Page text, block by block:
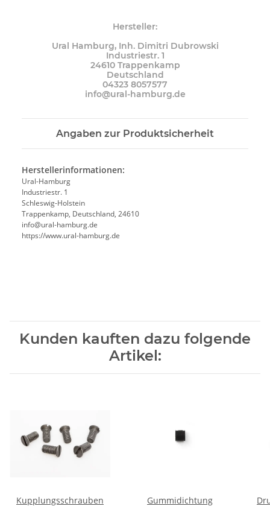
Hersteller:
Ural Hamburg, Inh. Dimitri Dubrowski
Industriestr. 1
24610 Trappenkamp
Deutschland
04323 8057577
info@ural-hamburg.de
Angaben zur Produktsicherheit
Herstellerinformationen:
Ural-Hamburg
Industriestr. 1
Schleswig-Holstein
Trappenkamp, Deutschland, 24610
info@ural-hamburg.de
https://www.ural-hamburg.de
Kunden kauften dazu folgende
Artikel:
Kupplungsschrauben
Gummidichtung